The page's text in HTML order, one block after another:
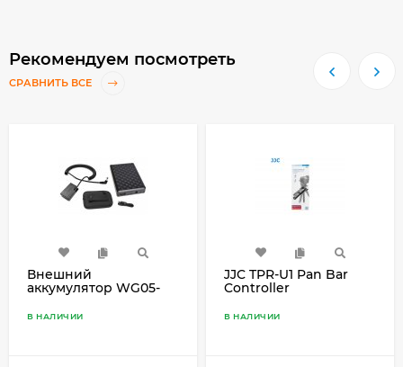
Рекомендуем посмотреть
СРАВНИТЬ ВСЕ
Внешний
аккумулятор WG05-
E17 3800Mah
В НАЛИЧИИ
JJC TPR-U1 Pan Bar
Controller
В НАЛИЧИИ